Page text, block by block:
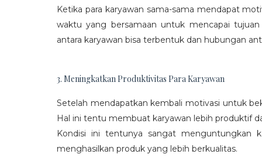
Ketika para karyawan sama-sama mendapat
waktu yang bersamaan untuk mencapai
antara karyawan bisa terbentuk dan hubungan
3. Meningkatkan Produktivitas Para Karyawan
Setelah mendapatkan kembali motivasi untuk
Hal ini tentu membuat karyawan lebih produktif
Kondisi ini tentunya sangat menguntungkan
menghasilkan produk yang lebih berkualitas.